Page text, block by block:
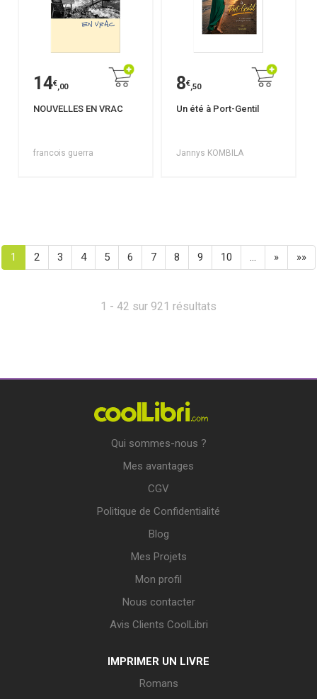
14€,00
NOUVELLES EN VRAC
francois guerra
8€,50
Un été à Port-Gentil
Jannys KOMBILA
1 2 3 4 5 6 7 8 9 10 … » »»
1 - 42 sur 921 résultats
Qui sommes-nous ?
Mes avantages
CGV
Politique de Confidentialité
Blog
Mes Projets
Mon profil
Nous contacter
Avis Clients CoolLibri
IMPRIMER UN LIVRE
Romans